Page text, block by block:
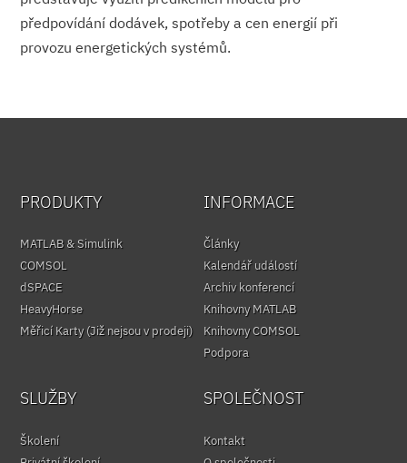
předpovídání dodávek, spotřeby a cen energií při
provozu energetických systémů.
PRODUKTY
MATLAB & Simulink
COMSOL
dSPACE
HeavyHorse
Měřicí Karty (Již nejsou v prodeji)
INFORMACE
Články
Kalendář událostí
Archiv konferencí
Knihovny MATLAB
Knihovny COMSOL
Podpora
SLUŽBY
Školení
SPOLEČNOST
Kontakt